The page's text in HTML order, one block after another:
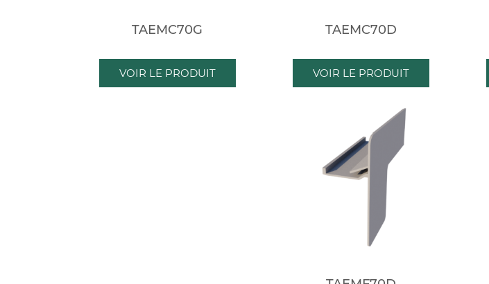
TAEMC70G
VOIR LE PRODUIT
TAEMC70D
VOIR LE PRODUIT